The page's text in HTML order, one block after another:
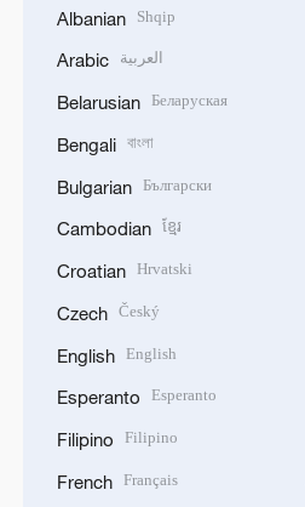
Albanian Shqip
Arabic العربية
Belarusian Беларуская
Bengali বাংলা
Bulgarian Български
Cambodian ខ្មែរ
Croatian Hrvatski
Czech Český
English English
Esperanto Esperanto
Filipino Filipino
French Français